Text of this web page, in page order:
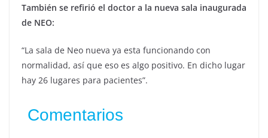
También se refirió el doctor a la nueva sala inaugurada
de NEO:
“La sala de Neo nueva ya esta funcionando con
normalidad, así que eso es algo positivo. En dicho lugar
hay 26 lugares para pacientes”.
Comentarios